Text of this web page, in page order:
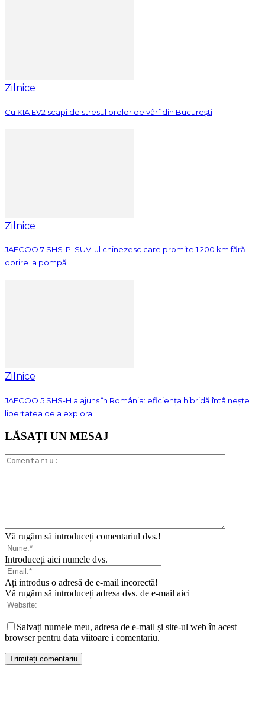
Zilnice
Cu KIA EV2 scapi de stresul orelor de vârf din București
Zilnice
JAECOO 7 SHS-P: SUV-ul chinezesc care promite 1.200 km fără
oprire la pompă
Zilnice
JAECOO 5 SHS-H a ajuns în România: eficiența hibridă întâlnește
libertatea de a explora
LĂSAȚI UN MESAJ
Vă rugăm să introduceți comentariul dvs.!
Introduceți aici numele dvs.
Ați introdus o adresă de e-mail incorectă!
Vă rugăm să introduceți adresa dvs. de e-mail aici
Salvați numele meu, adresa de e-mail și site-ul web în acest
browser pentru data viitoare i comentariu.